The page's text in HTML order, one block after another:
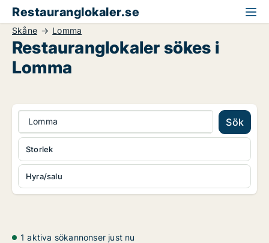
Restauranglokaler.se
Skåne Lomma
Restauranglokaler sökes i
Lomma
Lomma Sök
Hyra/salu
Storlek
1 aktiva sökannonser just nu